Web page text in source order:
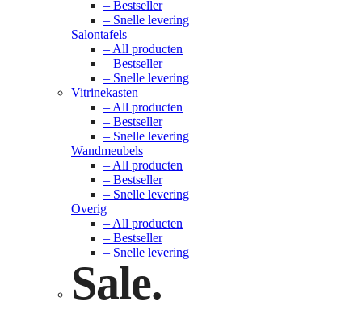
– Bestseller
– Snelle levering
Salontafels
– All producten
– Bestseller
– Snelle levering
Vitrinekasten
– All producten
– Bestseller
– Snelle levering
Wandmeubels
– All producten
– Bestseller
– Snelle levering
Overig
– All producten
– Bestseller
– Snelle levering
Sale.